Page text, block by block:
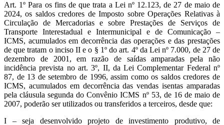
Art. 1º Para os fins de que trata a Lei nº 12.123, de 27 de maio de
2024, os saldos credores de Imposto sobre Operações Relativas à
Circulação de Mercadorias e sobre Prestações de Serviços de
Transporte Interestadual e Intermunicipal e de Comunicação –
ICMS, acumulados em decorrência das operações e das prestações
de que tratam o inciso II e o § 1º do art. 4º da Lei nº 7.000, de 27 de
dezembro de 2001, em razão de saídas amparadas pela não
incidência prevista no art. 3º, II, da Lei Complementar Federal nº
87, de 13 de setembro de 1996, assim como os saldos credores de
ICMS, acumulados em decorrência das vendas isentas amparadas
pela cláusula segunda do Convênio ICMS nº 53, de 16 de maio de
2007, poderão ser utilizados ou transferidos a terceiros, desde que:
I – seja desenvolvido projeto de investimento produtivo, de